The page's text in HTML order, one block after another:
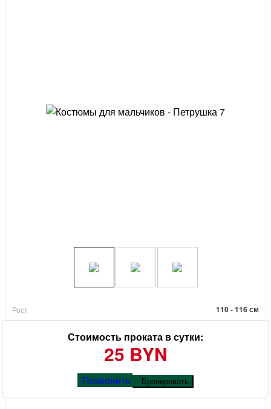
Рост 110 - 116 см
Стоимость проката в сутки:
25 BYN
Позвонить Бронировать